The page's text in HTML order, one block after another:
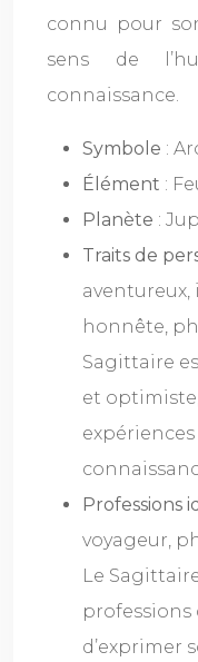
connu pour
sens de
connaissance.
Symbole :
Élément :
Planète :
Traits de
honnête,
Sagittaire
et
Professions
voyageur,
Le
d’exprimer